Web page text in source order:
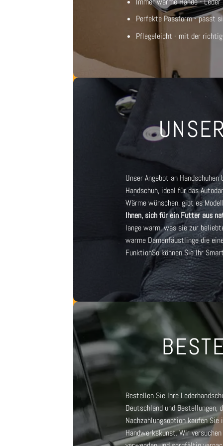
Perfekte Passform - passt
Pflegeleicht - mit der
Unser Angebot an
Handschuh, ideal für das Auto
Wärme wünschen, gibt es
Ihnen, sich für ein Futter aus
lange warm, was sie zur
warme Damenfäustlingedie
FunktionSo können Sie Ihr
Bestellen Sie Ihre
Deutschland und Bestellungen,
Nachzahlungsoption kaufen
Handwerkskunst. Wir